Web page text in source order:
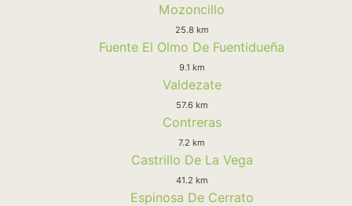
Mozoncillo
25.8 km
Fuente El Olmo De Fuentidueña
9.1 km
Valdezate
57.6 km
Contreras
7.2 km
Castrillo De La Vega
41.2 km
Espinosa De Cerrato